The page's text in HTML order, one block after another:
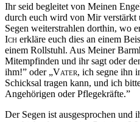
Ihr seid begleitet von Meinen
durch euch wird von Mir verstärkt
Segen weiterstrahlen dorthin, wo
Ich erkläre euch dies an einem
einem Rollstuhl. Aus Meiner
Mitempfinden und ihr sagt oder
ihm!” oder „Vater, ich segne ihn
Schicksal tragen kann, und ich
Angehörigen oder Pflegekräfte.”
Der Segen ist ausgesprochen und